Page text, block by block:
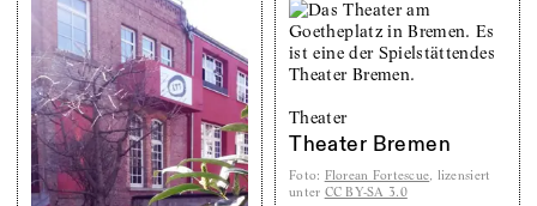
Theater
Theater Bremen
Foto: Florean Fortescue, lizensiert
unter CC BY-SA 3.0